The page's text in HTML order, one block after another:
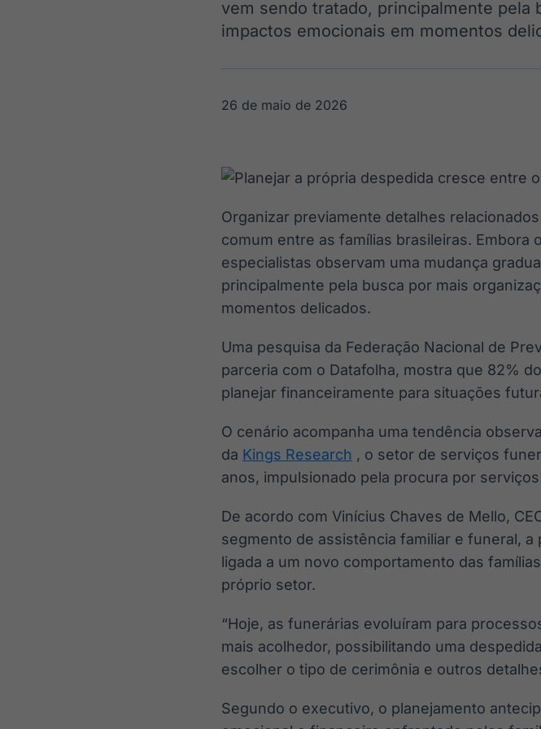
OTC
Plataforma para
negociação de
Datafeed
APIs para
Ticker
Cotações e
Widgets
Componentes
inteligente de
notícias e
plataforma para
analisar fundos
no Brasil
vem sendo tratado, principalmente pela
impactos emocionais em momentos
26 de maio de 2026
Organizar previamente detalhes
comum entre as famílias brasileiras.
especialistas observam uma mudança
principalmente pela busca por mais
momentos delicados.
Uma pesquisa da Federação Nacional de
parceria com o Datafolha, mostra que 82%
planejar financeiramente para situações
O cenário acompanha uma tendência
da Kings Research , o setor de serviços
anos, impulsionado pela procura por
De acordo com Vinícius Chaves de Mello,
segmento de assistência familiar e funeral,
ligada a um novo comportamento das
próprio setor.
“Hoje, as funerárias evoluíram para
mais acolhedor, possibilitando uma
escolher o tipo de cerimônia e outros
Segundo o executivo, o planejamento